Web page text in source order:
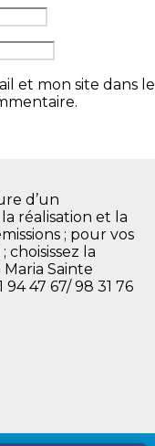
et mon site dans le
d’un
réalisation et la
; pour vos
choisissez la
Maria Sainte
94 47 67/ 98 31 76